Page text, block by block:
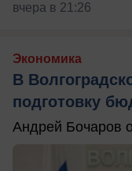
вчера в 21:26
Экономика
В
подготовку
Андрей Бочаров